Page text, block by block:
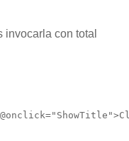
con total